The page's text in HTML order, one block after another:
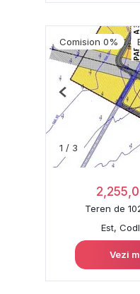
Comision 0%
1 / 3
Previous
Teren de
Est,
Vezi